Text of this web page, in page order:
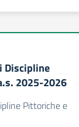
Discipline
2025-2026
Pittoriche e